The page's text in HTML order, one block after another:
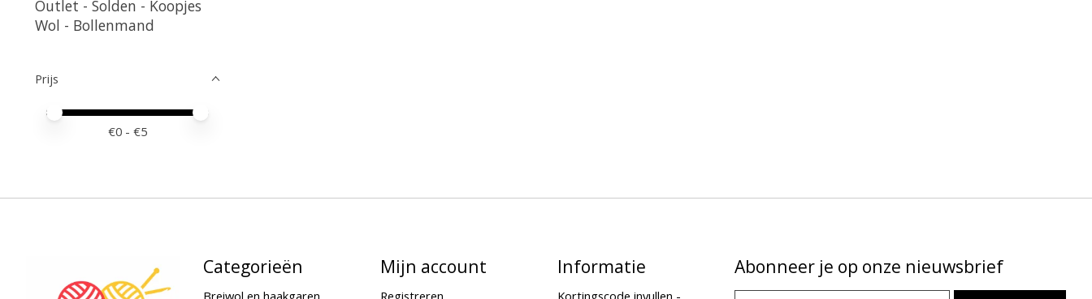
Outlet - Solden - Koopjes
Wol - Bollenmand
Prijs
Minimale prijswaarde
Price maximum value
€0 - €5
Categorieën
Breiwol en haakgaren
Mijn account
Registreren
Informatie
Kortingscode invullen -
Abonneer je op onze nieuwsbrief